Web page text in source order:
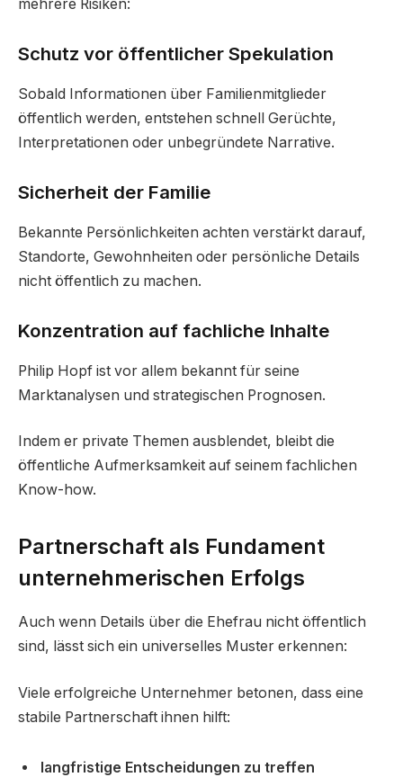
mehrere Risiken:
Schutz vor öffentlicher Spekulation
Sobald Informationen über Familienmitglieder
öffentlich werden, entstehen schnell Gerüchte,
Interpretationen oder unbegründete Narrative.
Sicherheit der Familie
Bekannte Persönlichkeiten achten verstärkt darauf,
Standorte, Gewohnheiten oder persönliche Details
nicht öffentlich zu machen.
Konzentration auf fachliche Inhalte
Philip Hopf ist vor allem bekannt für seine
Marktanalysen und strategischen Prognosen.
Indem er private Themen ausblendet, bleibt die
öffentliche Aufmerksamkeit auf seinem fachlichen
Know-how.
Partnerschaft als Fundament
unternehmerischen Erfolgs
Auch wenn Details über die Ehefrau nicht öffentlich
sind, lässt sich ein universelles Muster erkennen:
Viele erfolgreiche Unternehmer betonen, dass eine
stabile Partnerschaft ihnen hilft:
langfristige Entscheidungen zu treffen